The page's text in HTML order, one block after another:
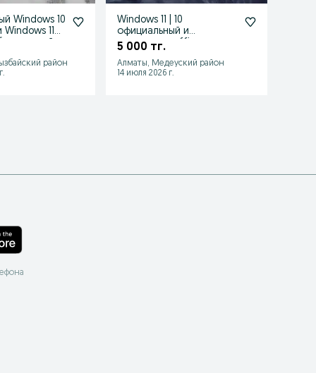
Windows 10
11
район
Windows 11 | 10
официальный и
программы office для
5 000 тг.
Алматы, Медеуский район
14 июля 2026 г.